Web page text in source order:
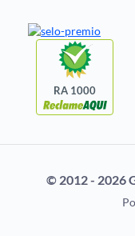
Questões de Concurso
CONCURSOS POR
RA 1000
© 2012 - 2026